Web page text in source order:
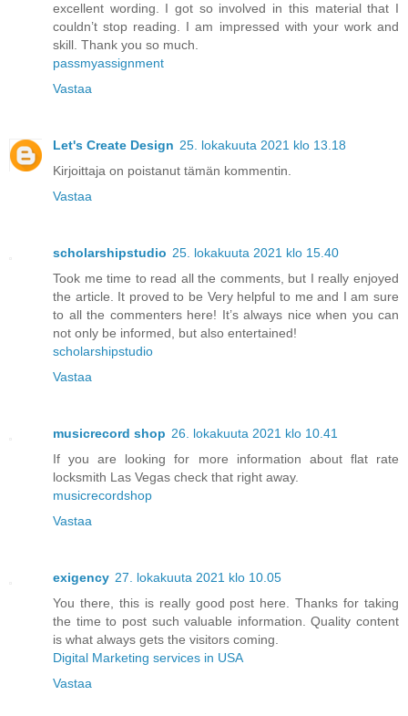
excellent wording. I got so involved in this material that I
couldn’t stop reading. I am impressed with your work and
skill. Thank you so much.
passmyassignment
Vastaa
Let's Create Design 25. lokakuuta 2021 klo 13.18
Kirjoittaja on poistanut tämän kommentin.
Vastaa
scholarshipstudio 25. lokakuuta 2021 klo 15.40
Took me time to read all the comments, but I really enjoyed
the article. It proved to be Very helpful to me and I am sure
to all the commenters here! It’s always nice when you can
not only be informed, but also entertained!
scholarshipstudio
Vastaa
musicrecord shop 26. lokakuuta 2021 klo 10.41
If you are looking for more information about flat rate
locksmith Las Vegas check that right away.
musicrecordshop
Vastaa
exigency 27. lokakuuta 2021 klo 10.05
You there, this is really good post here. Thanks for taking
the time to post such valuable information. Quality content
is what always gets the visitors coming.
Digital Marketing services in USA
Vastaa